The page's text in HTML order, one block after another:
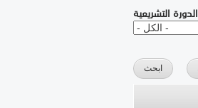
الدورة التشريعية